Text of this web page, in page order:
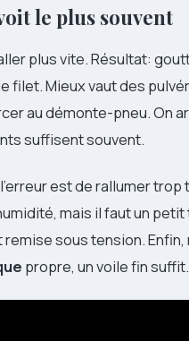
le plus souvent
plus vite. Résultat:
filet. Mieux vaut des
au démonte-pneu. On
suffisent souvent.
est de rallumer trop
mais il faut un
sous tension.
propre, un voile fin suffit.